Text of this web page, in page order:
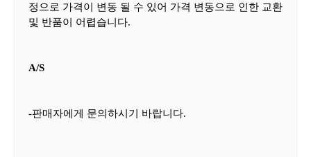
정으로 가격이 변동 될 수 있어 가격 변동으로 인한 교환
및 반품이 어렵습니다.
A/S
-판매자에게 문의하시기 바랍니다.